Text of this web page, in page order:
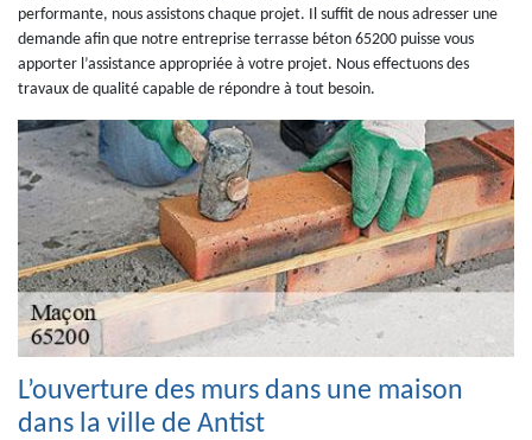
performante, nous assistons chaque projet. Il suffit de nous adresser une
demande afin que notre entreprise terrasse béton 65200 puisse vous
apporter l’assistance appropriée à votre projet. Nous effectuons des
travaux de qualité capable de répondre à tout besoin.
L’ouverture des murs dans une maison
dans la ville de Antist